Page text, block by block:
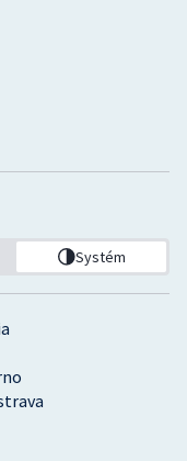
Systém